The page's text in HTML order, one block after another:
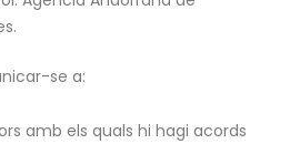
se a:
amb els quals hi hagi acords